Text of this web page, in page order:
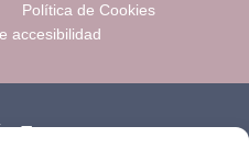
Política de Cookies
accesibilidad
Europea –